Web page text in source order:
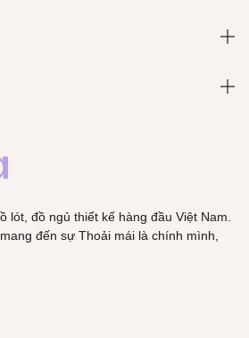
lót, đồ ngủ thiết kế hàng đầu Việt Nam.
đến sự Thoải mái là chính mình,